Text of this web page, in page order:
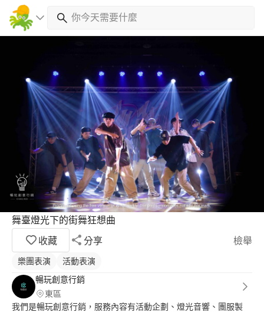
舞臺燈光下的街舞狂想曲
收藏
分享 檢舉
樂團表演
活動表演
暢玩創意行銷
東區
我們是暢玩創意行銷，服務內容有活動企劃、燈光音響、團服製